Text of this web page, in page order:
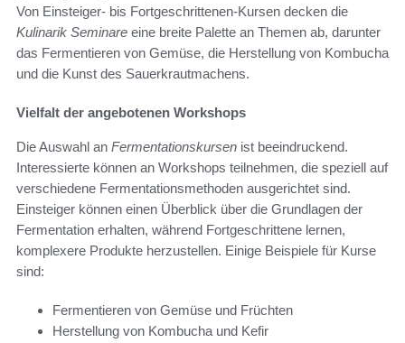
Von Einsteiger- bis Fortgeschrittenen-Kursen decken die
Kulinarik Seminare eine breite Palette an Themen ab, darunter
das Fermentieren von Gemüse, die Herstellung von Kombucha
und die Kunst des Sauerkrautmachens.
Vielfalt der angebotenen Workshops
Die Auswahl an Fermentationskursen ist beeindruckend.
Interessierte können an Workshops teilnehmen, die speziell auf
verschiedene Fermentationsmethoden ausgerichtet sind.
Einsteiger können einen Überblick über die Grundlagen der
Fermentation erhalten, während Fortgeschrittene lernen,
komplexere Produkte herzustellen. Einige Beispiele für Kurse
sind:
Fermentieren von Gemüse und Früchten
Herstellung von Kombucha und Kefir